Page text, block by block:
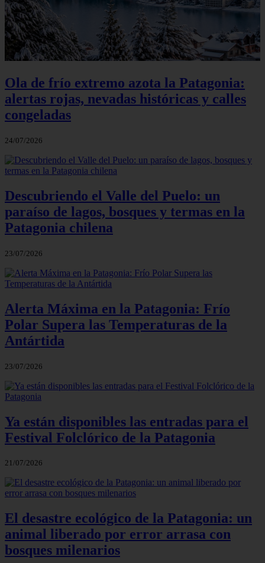
Ola de frío extremo azota la Patagonia:
alertas rojas, nevadas históricas y calles
congeladas
24/07/2026
Descubriendo el Valle del Puelo: un
paraíso de lagos, bosques y termas en la
Patagonia chilena
23/07/2026
Alerta Máxima en la Patagonia: Frío
Polar Supera las Temperaturas de la
Antártida
23/07/2026
Ya están disponibles las entradas para el
Festival Folclórico de la Patagonia
21/07/2026
El desastre ecológico de la Patagonia: un
animal liberado por error arrasa con
bosques milenarios